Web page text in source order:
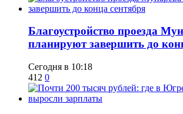
Благоустройство проезда
планируют завершить до
Сегодня в 10:18
412 0